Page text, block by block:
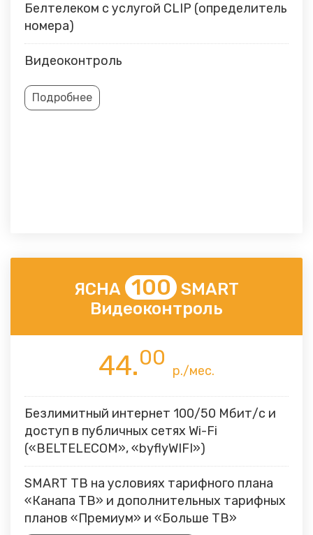
Белтелеком с услугой CLIP (определитель
номера)
Видеоконтроль
Подробнее
ЯСНА 100 SMART
Видеоконтроль
44.00
р./мес.
Безлимитный интернет 100/50 Мбит/с и
доступ в публичных сетях Wi-Fi
(«BELTELECOM», «byflyWIFI»)
SMART ТВ на условиях тарифного плана
«Канапа ТВ» и дополнительных тарифных
планов «Премиум» и «Больше ТВ»